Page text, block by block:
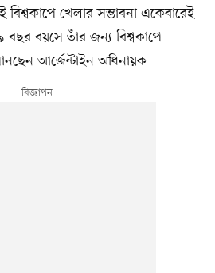
খেলার সম্ভাবনা একেবারেই
বছর বয়সে তাঁর জন্য বিশ্বকাপে
আর্জেন্টাইন অধিনায়ক।